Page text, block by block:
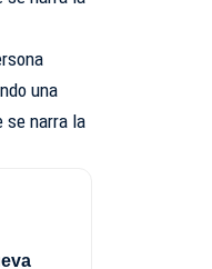
una
se narra la